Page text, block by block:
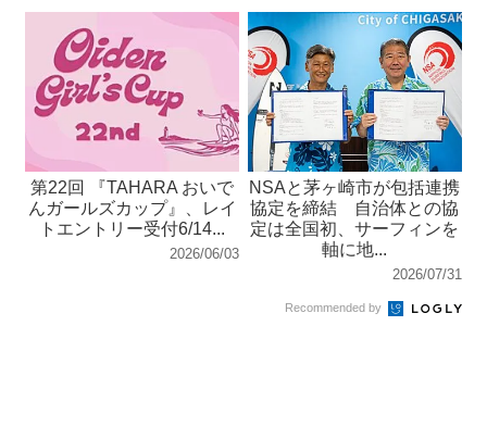
第22回 『TAHARA おいで
んガールズカップ』、レイ
トエントリー受付6/14...
2026/06/03
NSAと茅ヶ崎市が包括連携
協定を締結 自治体との協
定は全国初、サーフィンを
軸に地...
2026/07/31
Recommended by